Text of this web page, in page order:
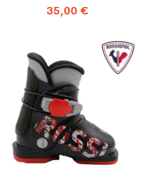
T3_3 HAKEN
35,00 €